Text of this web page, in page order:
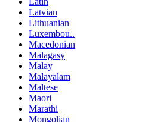
Latvian
Lithuanian
Luxembou..
Macedonian
Malagasy
Malay
Malayalam
Maltese
Maori
Marathi
Mongolian